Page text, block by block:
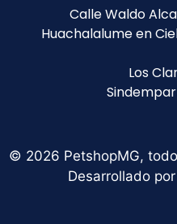
Calle Waldo
Huachalalume en
Los
© 2026 PetshopMG,
Desarrollado por